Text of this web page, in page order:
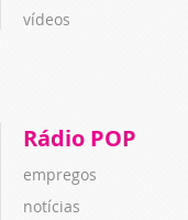
vídeos
Rádio POP
empregos
notícias